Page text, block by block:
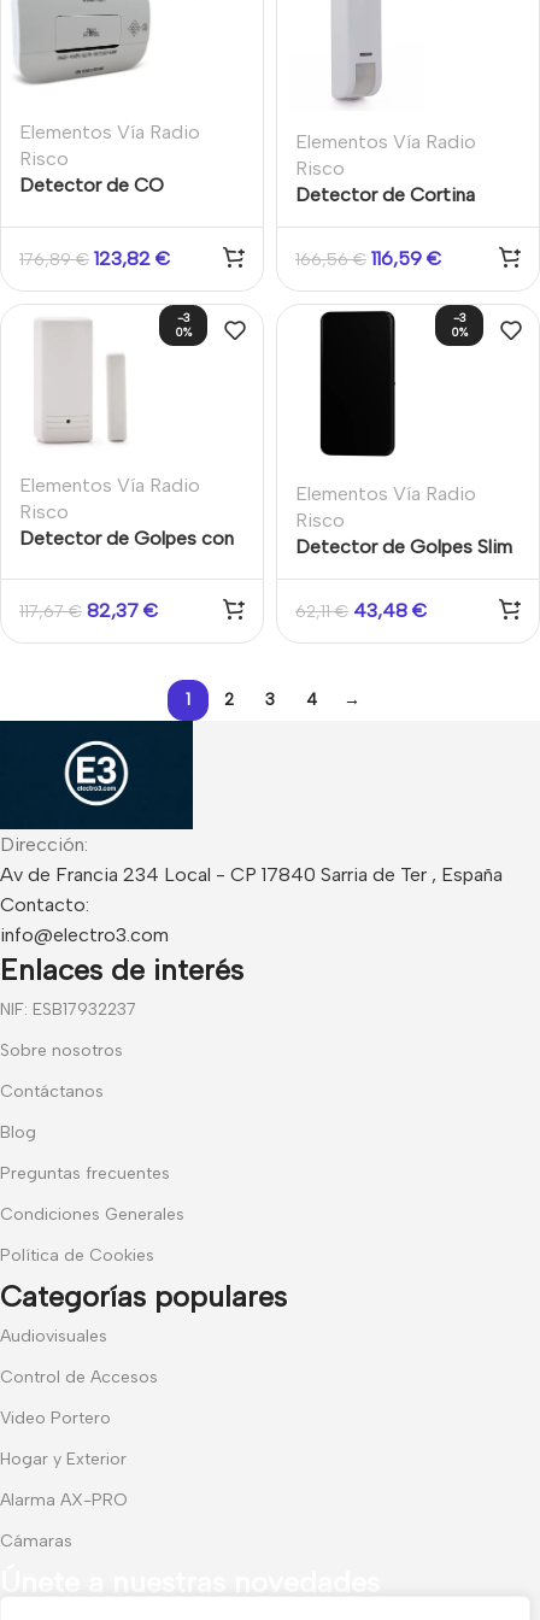
Elementos Vía Radio
Risco
Detector de CO
176,89€ 123,82 €
Elementos Vía Radio
Risco
Detector de Cortina
bidireccional inalámbrico,
12m, 868MHz Risco
166,56€ 116,59 €
-3
0%
Elementos Vía Radio
Risco
Detector de Golpes con
868Mhz Risco
117,67€ 82,37 €
-3
0%
Elementos Vía Radio
Risco
Detector de Golpes Slim
inalámbrico bidireccional,
868 MHz, color negro
62,11€ 43,48 €
1 2 3 4 →
Dirección:
Av de Francia 234 Local - CP 17840 Sarria de Ter , España
Contacto:
info@electro3.com
Enlaces de interés
NIF: ESB17932237
Sobre nosotros
Contáctanos
Blog
Preguntas frecuentes
Condiciones Generales
Política de Cookies
Categorías populares
Audiovisuales
Control de Accesos
Video Portero
Hogar y Exterior
Alarma AX-PRO
Cámaras